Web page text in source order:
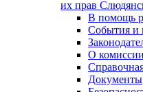
их прав
В помощь
События и
О комиссии
Документы